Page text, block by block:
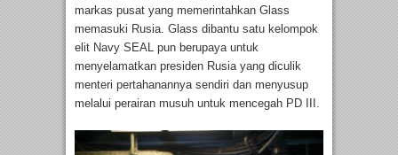
markas pusat yang memerintahkan Glass
memasuki Rusia. Glass dibantu satu kelompok
elit Navy SEAL pun berupaya untuk
menyelamatkan presiden Rusia yang diculik
menteri pertahanannya sendiri dan menyusup
melalui perairan musuh untuk mencegah PD III.